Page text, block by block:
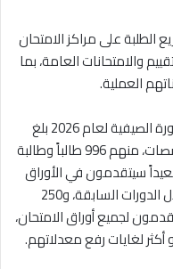
الطلبة على مراكز الامتحان
والامتحانات العامة، بما
العملية.
وبين العجلوني أن إجمالي المتقدمين للدورة الصيفية لعام 2026 بلغ
2612 طالباً وطالبة موزعين على 108 تخصصات، منهم 996 طالباً وطالبة
للامتحان لأول مرة، و1260 معيداً سيتقدمون في الأوراق
التي لم يستوفوا متطلبات النجاح فيها خلال الدورات السابقة، و250
لجميع أوراق الامتحان،